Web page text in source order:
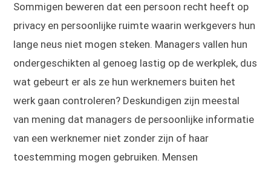
Sommigen beweren dat een persoon recht heeft op
privacy en persoonlijke ruimte waarin werkgevers hun
lange neus niet mogen steken. Managers vallen hun
ondergeschikten al genoeg lastig op de werkplek, dus
wat gebeurt er als ze hun werknemers buiten het
werk gaan controleren? Deskundigen zijn meestal
van mening dat managers de persoonlijke informatie
van een werknemer niet zonder zijn of haar
toestemming mogen gebruiken. Mensen